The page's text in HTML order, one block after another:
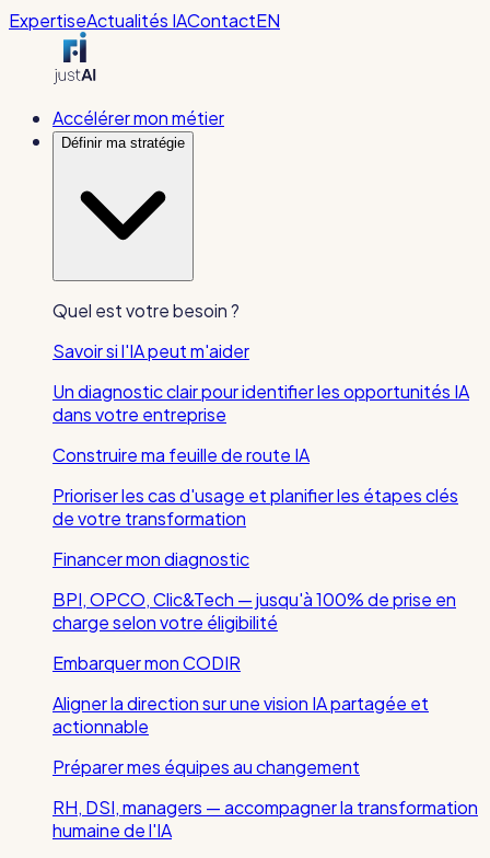
ExpertiseActualités IAContactEN
Accélérer mon métier
Définir ma stratégie
Quel est votre besoin ?
Savoir si l'IA peut m'aider
Un diagnostic clair pour identifier les opportunités IA
dans votre entreprise
Construire ma feuille de route IA
Prioriser les cas d'usage et planifier les étapes clés
de votre transformation
Financer mon diagnostic
BPI, OPCO, Clic&Tech — jusqu'à 100% de prise en
charge selon votre éligibilité
Embarquer mon CODIR
Aligner la direction sur une vision IA partagée et
actionnable
Préparer mes équipes au changement
RH, DSI, managers — accompagner la transformation
humaine de l'IA